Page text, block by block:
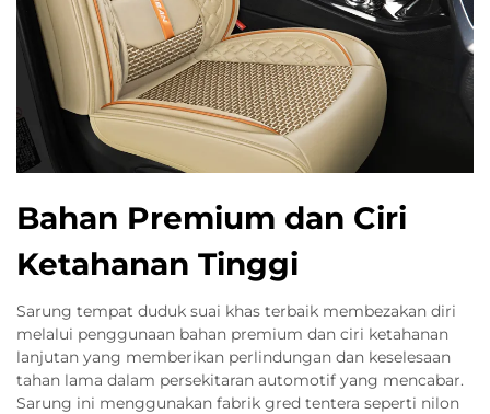
Bahan Premium dan Ciri
Ketahanan Tinggi
Sarung tempat duduk suai khas terbaik membezakan diri
melalui penggunaan bahan premium dan ciri ketahanan
lanjutan yang memberikan perlindungan dan keselesaan
tahan lama dalam persekitaran automotif yang mencabar.
Sarung ini menggunakan fabrik gred tentera seperti nilon